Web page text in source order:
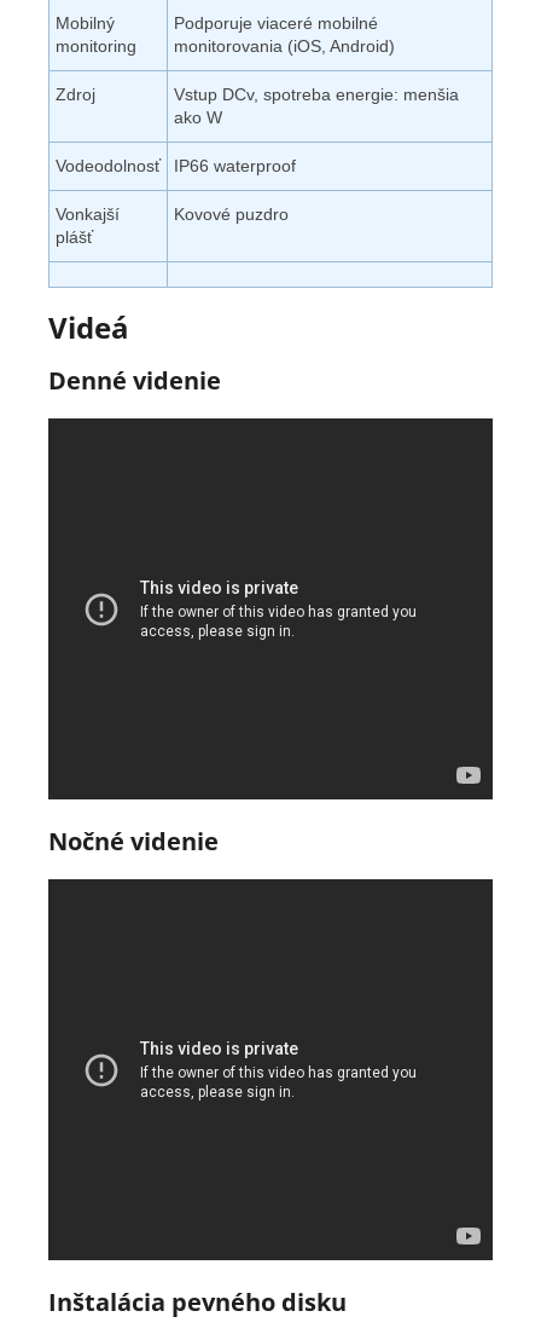
Mobilný
monitoring
Podporuje viaceré mobilné
monitorovania (iOS, Android)
Zdroj
Vstup DCv, spotreba energie: menšia
ako W
Vodeodolnosť IP66 waterproof
Vonkajší
plášť
Kovové puzdro
Videá
Denné videnie
Nočné videnie
Inštalácia pevného disku